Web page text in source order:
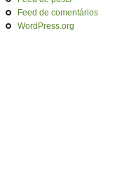
Feed de comentários
WordPress.org